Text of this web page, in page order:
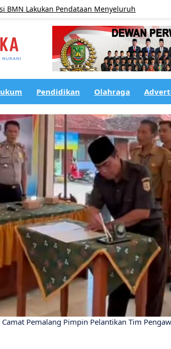
Pendataan Menyeluruh
Pendidikan Olahraga
Pemalang Pimpin Pelantikan Tim